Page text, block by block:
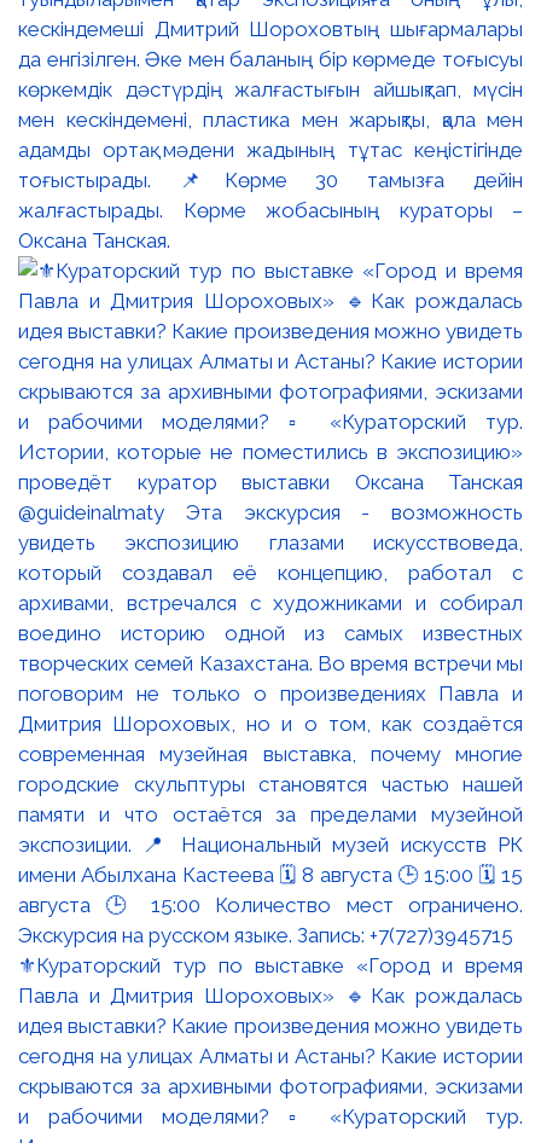
кескіндемеші Дмитрий Шороховтың шығармалары
да енгізілген. Әке мен баланың бір көрмеде тоғысуы
көркемдік дәстүрдің жалғастығын айшықтап, мүсін
мен кескіндемені, пластика мен жарықты, қала мен
адамды ортақ мәдени жадының тұтас кеңістігінде
тоғыстырады. 📌Көрме 30 тамызға дейін
жалғастырады. Көрме жобасының кураторы –
Оксана Танская.
⚜️Кураторский тур по выставке «Город и время
Павла и Дмитрия Шороховых» 🔹Как рождалась
идея выставки? Какие произведения можно увидеть
сегодня на улицах Алматы и Астаны? Какие истории
скрываются за архивными фотографиями, эскизами
и рабочими моделями? ▫️ «Кураторский тур.